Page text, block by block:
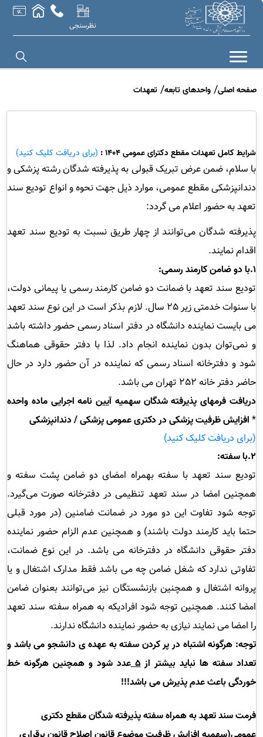
نظرسنجی
صفحه اصلی واحدهای تابعه تعهدات
شرایط کامل تعهدات مقطع دکترای عمومی 1404 : (برای دریافت کلیک کنید)
با سلام، ضمن عرض تبریک قبولی به پذیرفته شدگان رشته پزشکی و
دندانپزشکی مقطع عمومی، موارد ذیل جهت نحوه و انواع تودیع سند
تعهد به حضور اعلام می گردد:
پذیرفته شدگان می‌توانند از چهار طریق نسبت به تودیع سند تعهد
اقدام نمایند.
۱.با دو ضامن کارمند رسمی:
تودیع سند تعهد با ضمانت دو ضامن کارمند رسمی یا پیمانی دولت،
با سنوات خدمتی زیر۲۵ سال. لازم بذکر است در این نوع سند تعهد
می بایست نماینده دانشگاه در دفتر اسناد رسمی حضور داشته باشد
و نمی‌توان بدون نماینده انجام داد. لذا با دفتر حقوقی هماهنگ
شود و دفترخانه اسناد رسمی که نماینده در آن حضور دارد در حال
حاضر دفتر خانه ۲۵۲ تهران می باشد.
دریافت فرمهای پذیرفته شدگان سهمیه آیین نامه اجرایی ماده واحده
افزایش ظرفیت پزشکی در دکتری عمومی پزشکی / دندانپزشکی *
(برای دریافت کلیک کنید)
۲.با سفته:
تودیع سند تعهد با سفته بهمراه امضای دو ضامن پشت سفته و
همچنین امضا در سند تعهد تنظیمی در دفترخانه صورت می‌گیرد.
توجه شود تفاوت این دو مورد در ضمانت ضامنین (در مورد قبلی
حتما باید کارمند دولت باشند) و همچنین عدم الزام حضور نماینده
دفتر حقوقی دانشگاه در دفترخانه می باشد. در این نوع ضمانت،
تفاوتی ندارد که شغل ضامن چه می باشد فقط مدارک اشتغال و یا
پروانه اشتغال و همچنین بازنشستگان نیز می‌توانند بعنوان ضامن
امضا کنند. همچنین توجه شود افرادیکه به همراه سفته سند تعهد
را امضا می نمایند نیازی به حضور نماینده دانشگاه ندارند.
توجه: هرگونه اشتباه در پر کردن سفته به عهده ی دانشجو می باشد و
تعداد سفته ها نباید بیشتر از5 عدد شود و همچنین هرگونه خط
خوردگی باعث عدم پذیرش می باشد!!!